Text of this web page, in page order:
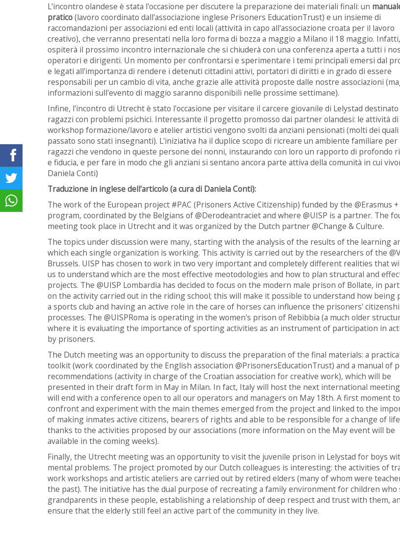
L'incontro olandese è stata l'occasione per discutere la preparazione dei materiali finali: un
pratico(lavoro coordinato dall'associazione inglese Prisoners EducationTrust) e un insieme di
raccomandazioni per associazioni ed enti locali (attività in capo all'associazione croata per il lavoro
creativo), che verranno presentati nella loro forma di bozza a maggio a Milano il 18 maggio.
ospiterà il prossimo incontro internazionale che si chiuderà con una conferenza aperta a tutti i
operatori e dirigenti. Un momento per confrontarsi e sperimentare i temi principali emersi dal
e legati all'importanza di rendere i detenuti cittadini attivi, portatori di diritti e in grado di essere
responsabili per un cambio di vita, anche grazie alle attività proposte dalle nostre associazioni
informazioni sull'evento di maggio saranno disponibili nelle prossime settimane).
Infine, l'incontro di Utrecht è stato l'occasione per visitare il carcere giovanile di Lelystad destinato
ragazzi con problemi psichici. Interessante il progetto promosso dai partner olandesi: le attività di
workshop formazione/lavoro e atelier artistici vengono svolti da anziani pensionati (molti dei
passato sono stati insegnanti). L'iniziativa ha il duplice scopo di ricreare un ambiente familiare per
ragazzi che vendono in queste persone dei nonni, instaurando con loro un rapporto di profondo
e fiducia, e per fare in modo che gli anziani si sentano ancora parte attiva della comunità in cui
Daniela Conti)
Traduzione in inglese dell'articolo (a cura di Daniela Conti):
The work of the European project #PAC (Prisoners Active Citizenship) funded by the @Erasmus +
program, coordinated by the Belgians of @Derodeantraciet and where @UISP is a partner. The
meeting took place in Utrecht and it was organized by the Dutch partner @Change & Culture.
The topics under discussion were many, starting with the analysis of the results of the learning
which each single organization is working. This activity is carried out by the researchers of the
Brussels. UISP has chosen to work in two very important and completely different realities that
us to understand which are the most effective meotodologies and how to plan structural and
projects. The @UISP Lombardia has decided to focus on the modern male prison of Bollate, in
on the activity carried out in the riding school; this will make it possible to understand how being
a sports club and having an active role in the care of horses can influence the prisoners'
processes. The @UISPRoma is operating in the women's prison of Rebibbia (a much older
where it is evaluating the importance of sporting activities as an instrument of participation in
by prisoners.
The Dutch meeting was an opportunity to discuss the preparation of the final materials: a practical
toolkit (work coordinated by the English association @PrisonersEducationTrust) and a manual of
recommendations (activity in charge of the Croatian association for creative work), which will be
presented in their draft form in May in Milan. In fact, Italy will host the next international
will end with a conference open to all our operators and managers on May 18th. A first moment to
confront and experiment with the main themes emerged from the project and linked to the
of making inmates active citizens, bearers of rights and able to be responsible for a change of
thanks to the activities proposed by our associations (more information on the May event will be
available in the coming weeks).
Finally, the Utrecht meeting was an opportunity to visit the juvenile prison in Lelystad for boys
mental problems. The project promoted by our Dutch colleagues is interesting: the activities of
work workshops and artistic ateliers are carried out by retired elders (many of whom were
the past). The initiative has the dual purpose of recreating a family environment for children who
grandparents in these people, establishing a relationship of deep respect and trust with them,
ensure that the elderly still feel an active part of the community in they live.